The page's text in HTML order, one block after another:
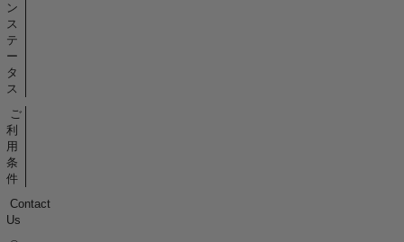
ン
ス
テ
ー
タ
ス
ご
利
用
条
件
Contact
Us